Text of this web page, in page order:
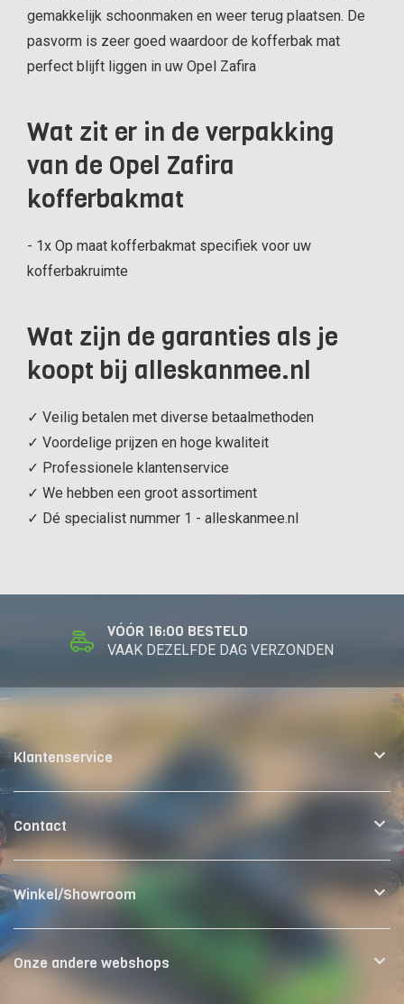
gemakkelijk schoonmaken en weer terug plaatsen. De
pasvorm is zeer goed waardoor de kofferbak mat
perfect blijft liggen in uw Opel Zafira
Wat zit er in de verpakking
van de Opel Zafira
kofferbakmat
- 1x Op maat kofferbakmat specifiek voor uw
kofferbakruimte
Wat zijn de garanties als je
koopt bij alleskanmee.nl
✓ Veilig betalen met diverse betaalmethoden
✓ Voordelige prijzen en hoge kwaliteit
✓ Professionele klantenservice
✓ We hebben een groot assortiment
✓ Dé specialist nummer 1 - alleskanmee.nl
VÓÓR 16:00 BESTELD
VAAK DEZELFDE DAG VERZONDEN
Klantenservice
Contact
Winkel/Showroom
Onze andere webshops